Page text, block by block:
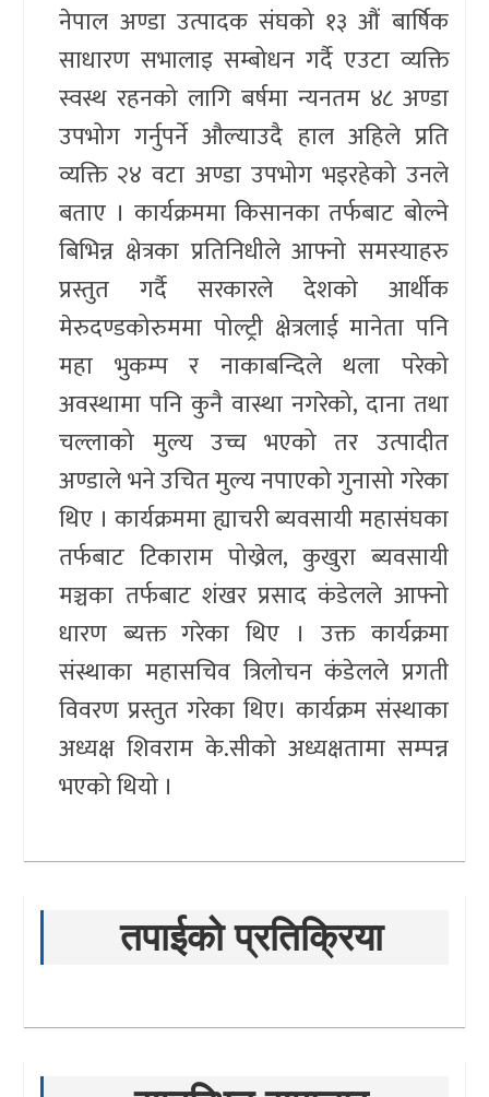
नेपाल अण्डा उत्पादक संघको १३ औं बार्षिक
साधारण सभालाइ सम्बोधन गर्दै एउटा व्यक्ति
स्वस्थ रहनको लागि बर्षमा न्यनतम ४८ अण्डा
उपभोग गर्नुपर्ने औल्याउदै हाल अहिले प्रति
व्यक्ति २४ वटा अण्डा उपभोग भइरहेको उनले
बताए । कार्यक्रममा किसानका तर्फबाट बोल्ने
बिभिन्न क्षेत्रका प्रतिनिधीले आफ्नो समस्याहरु
प्रस्तुत गर्दै सरकारले देशको आर्थीक
मेरुदण्डकोरुममा पोल्ट्री क्षेत्रलाई मानेता पनि
महा भुकम्प र नाकाबन्दिले थला परेको
अवस्थामा पनि कुनै वास्था नगरेको, दाना तथा
चल्लाको मुल्य उच्च भएको तर उत्पादीत
अण्डाले भने उचित मुल्य नपाएको गुनासो गरेका
थिए । कार्यक्रममा ह्याचरी ब्यवसायी महासंघका
तर्फबाट टिकाराम पोख्रेल, कुखुरा ब्यवसायी
मञ्चका तर्फबाट शंखर प्रसाद कंडेलले आफ्नो
धारण ब्यक्त गरेका थिए । उक्त कार्यक्रमा
संस्थाका महासचिव त्रिलोचन कंडेलले प्रगती
विवरण प्रस्तुत गरेका थिए। कार्यक्रम संस्थाका
अध्यक्ष शिवराम के.सीको अध्यक्षतामा सम्पन्न
भएको थियो ।
तपाईको प्रतिक्रिया